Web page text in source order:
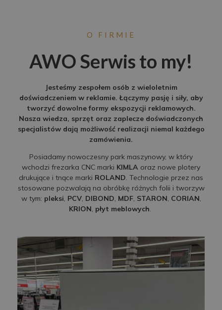
O FIRMIE
AWO Serwis to my!
Jesteśmy zespołem osób z wieloletnim
doświadczeniem w reklamie. Łączymy pasję i siły, aby
tworzyć dowolne formy ekspozycji reklamowych.
Nasza wiedza, sprzęt oraz zaplecze doświadczonych
specjalistów dają możliwość realizacji niemal każdego
zamówienia.
Posiadamy nowoczesny park maszynowy, w który
wchodzi frezarka CNC marki KIMLA oraz nowe plotery
drukujące i tnące marki ROLAND. Technologie przez nas
stosowane pozwalają na obróbkę różnych folii i tworzyw
w tym: pleksi, PCV, DIBOND, MDF, STARON, CORIAN,
KRION, płyt meblowych.